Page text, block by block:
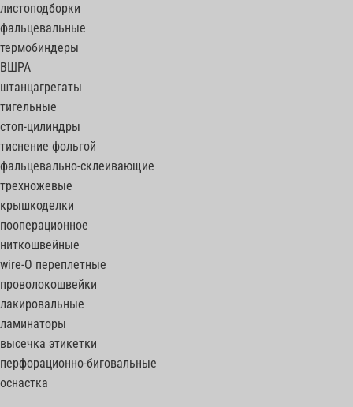
листоподборки
фальцевальные
термобиндеры
ВШРА
штанцагрегаты
тигельные
стоп-цилиндры
тиснение фольгой
фальцевально-склеивающие
трехножевые
крышкоделки
пооперационное
ниткошвейные
wire-O переплетные
проволокошвейки
лакировальные
ламинаторы
высечка этикетки
перфорационно-биговальные
оснастка